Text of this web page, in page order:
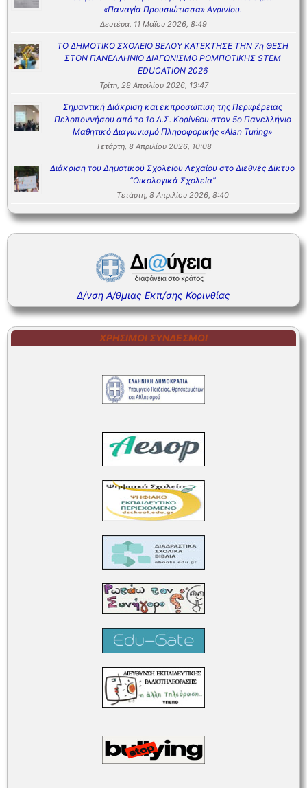
«Παναγία Προυσιώτισσα» Αγρινίου.
Δευτέρα, 11 Μαΐου 2026, 8:49
ΤΟ ΔΗΜΟΤΙΚΟ ΣΧΟΛΕΙΟ ΒΕΛΟΥ ΚΑΤΕΚΤΗΣΕ ΤΗΝ 7η ΘΕΣΗ
ΣΤΟΝ ΠΑΝΕΛΛΗΝΙΟ ΔΙΑΓΩΝΙΣΜΟ ΡΟΜΠΟΤΙΚΗΣ STEM
EDUCATION 2026
Τρίτη, 28 Απριλίου 2026, 13:47
Σημαντική Διάκριση και εκπροσώπιση της Περιφέρειας
Πελοποννήσου από το 1ο Δ.Σ. Κορίνθου στον 5ο Πανελλήνιο
Μαθητικό Διαγωνισμό Πληροφορικής «Alan Turing»
Τετάρτη, 8 Απριλίου 2026, 10:08
Διάκριση του Δημοτικού Σχολείου Λεχαίου στο Διεθνές Δίκτυο
“Οικολογικά Σχολεία”
Τετάρτη, 8 Απριλίου 2026, 8:40
Δ/νση Α/θμιας Εκπ/σης Κορινθίας
ΧΡΉΣΙΜΟΙ ΣΎΝΔΕΣΜΟΙ